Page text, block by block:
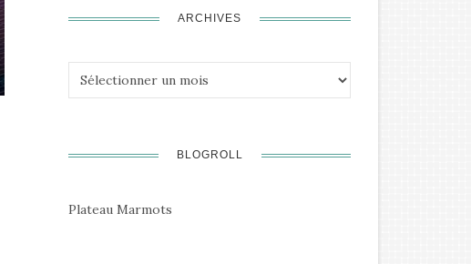
ARCHIVES
Archives
BLOGROLL
Plateau Marmots